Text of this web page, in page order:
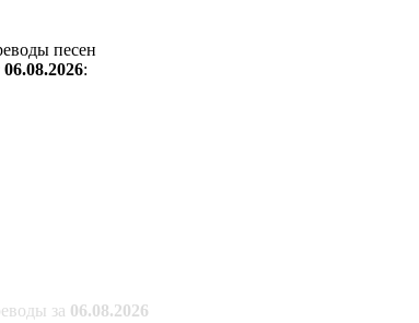
песен
06.08.2026:
за 06.08.2026